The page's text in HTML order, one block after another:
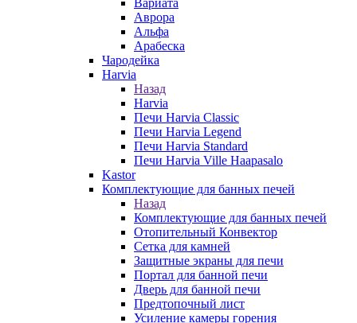
Вариата
Аврора
Альфа
Арабеска
Чародейка
Harvia
Назад
Harvia
Печи Harvia Classic
Печи Harvia Legend
Печи Harvia Standard
Печи Harvia Ville Haapasalo
Kastor
Комплектующие для банных печей
Назад
Комплектующие для банных печей
Отопительный Конвектор
Сетка для камней
Защитные экраны для печи
Портал для банной печи
Дверь для банной печи
Предтопочный лист
Усиление камеры горения